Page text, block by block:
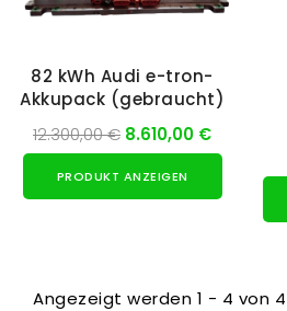
82 kWh Audi e-tron-
Akkupack (gebraucht)
12.300,00 € 8.610,00 €
PRODUKT ANZEIGEN
Angezeigt werden 1 - 4 von